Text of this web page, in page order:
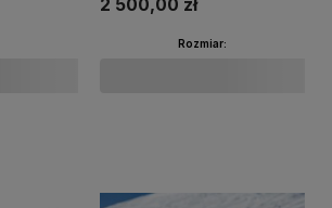
2 500,00 zł
Rozmiar: